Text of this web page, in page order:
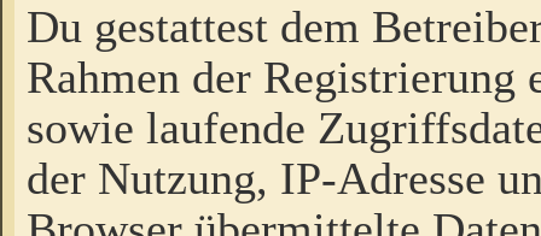
Du gestattest dem
Rahmen der Registrierung
sowie laufende
der Nutzung, IP-Adresse